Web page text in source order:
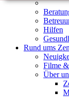
Hilfen
Rund ums
Filme
Über